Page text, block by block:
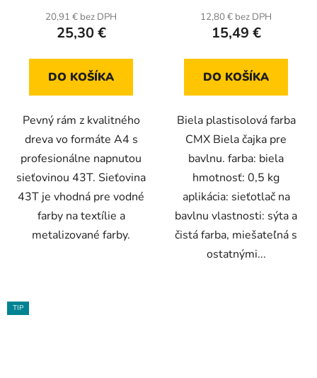
produktu
je
z
20,91 € bez DPH
25,30 €
DO KOŠÍKA
Pevný rám z kvalitného
dreva vo formáte A4 s
profesionálne napnutou
sieťovinou 43T. Sieťovina
43T je vhodná pre vodné
farby na textílie a
metalizované farby.
produktu
je
z
12,80 € bez DPH
15,49 €
DO KOŠÍKA
Biela plastisolová farba
CMX Biela čajka pre
bavlnu. farba: biela
hmotnosť: 0,5 kg
aplikácia: sieťotlač na
bavlnu vlastnosti: sýta a
čistá farba, miešateľná s
ostatnými...
TIP